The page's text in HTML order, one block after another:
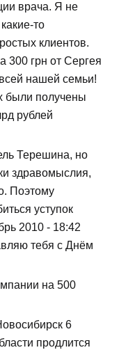
врача. Я не
то
клиентов.
300 грн от Сергея
нашей семьи!
были получены
рублей
Терешина, но
здравомыслия,
Поэтому
уступок
2010 - 18:42
тебя с Днём
на 500
6
продлится